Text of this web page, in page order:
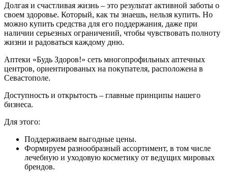
Долгая и счастливая жизнь – это результат активной заботы о
своем здоровье. Который, как ты знаешь, нельзя купить. Но
можно купить средства для его поддержания, даже при
наличии серьезных ограничений, чтобы чувствовать полноту
жизни и радоваться каждому дню.
Аптеки «Будь Здоров!» сеть многопрофильных аптечных
центров, ориентированых на покупателя, расположена в
Севастополе.
Доступность и открытость – главные принципы нашего
бизнеса.
Для этого:
Поддерживаем выгодные цены.
Формируем разнообразный ассортимент, в том числе
лечебную и уходовую косметику от ведущих мировых
брендов.